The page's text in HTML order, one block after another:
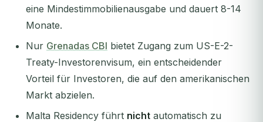
eine Mindestimmobilienausgabe und dauert 8-14
Monate.
Nur Grenadas CBI bietet Zugang zum US-E-2-
Treaty-Investorenvisum, ein entscheidender
Vorteil für Investoren, die auf den amerikanischen
Markt abzielen.
Malta Residency führt nicht automatisch zu